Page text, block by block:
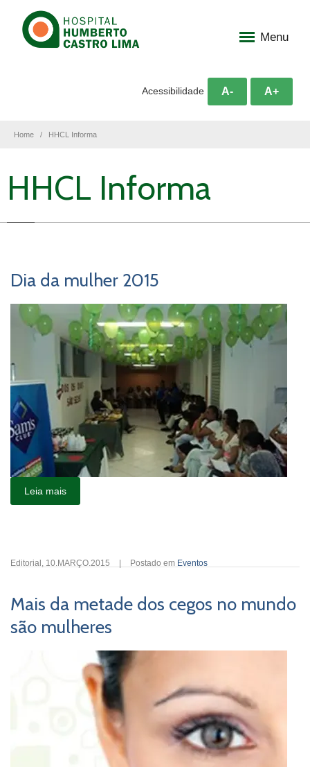
Menu
Acessibilidade A- A+
Home HHCL Informa
HHCL Informa
Dia da mulher 2015
Leia mais
Editorial , 10.MARÇO.2015 Postado em Eventos
Mais da metade dos cegos no mundo
são mulheres